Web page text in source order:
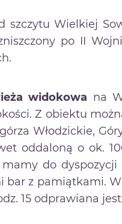
szczytu Wielkiej
po II
widokowa na
Z obiektu
Włodzickie,
oddaloną o ok.
mamy do
bar z pamiątkami.
15 odprawiana